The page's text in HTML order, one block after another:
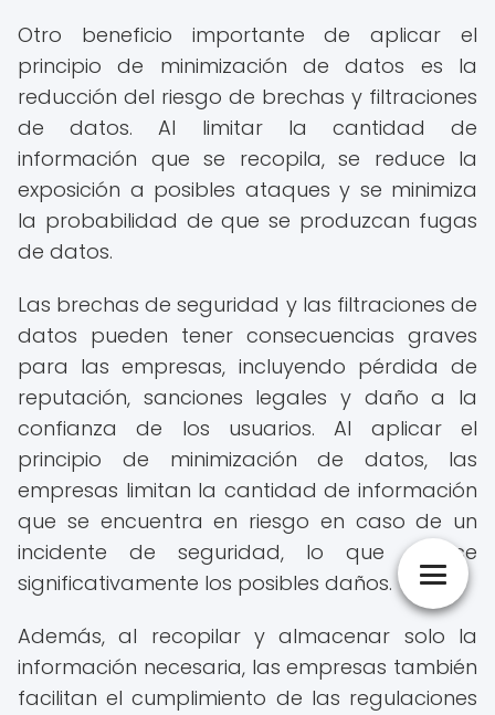
Otro beneficio importante de aplicar el
principio de minimización de datos es la
reducción del riesgo de brechas y filtraciones
de datos. Al limitar la cantidad de
información que se recopila, se reduce la
exposición a posibles ataques y se minimiza
la probabilidad de que se produzcan fugas
de datos.
Las brechas de seguridad y las filtraciones de
datos pueden tener consecuencias graves
para las empresas, incluyendo pérdida de
reputación, sanciones legales y daño a la
confianza de los usuarios. Al aplicar el
principio de minimización de datos, las
empresas limitan la cantidad de información
que se encuentra en riesgo en caso de un
incidente de seguridad, lo que reduce
significativamente los posibles daños.
Además, al recopilar y almacenar solo la
información necesaria, las empresas también
facilitan el cumplimiento de las regulaciones